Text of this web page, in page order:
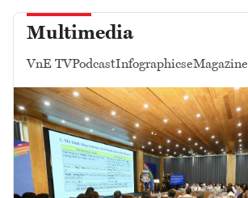
Multimedia
VnE TVPodcastInfographicseMagazine